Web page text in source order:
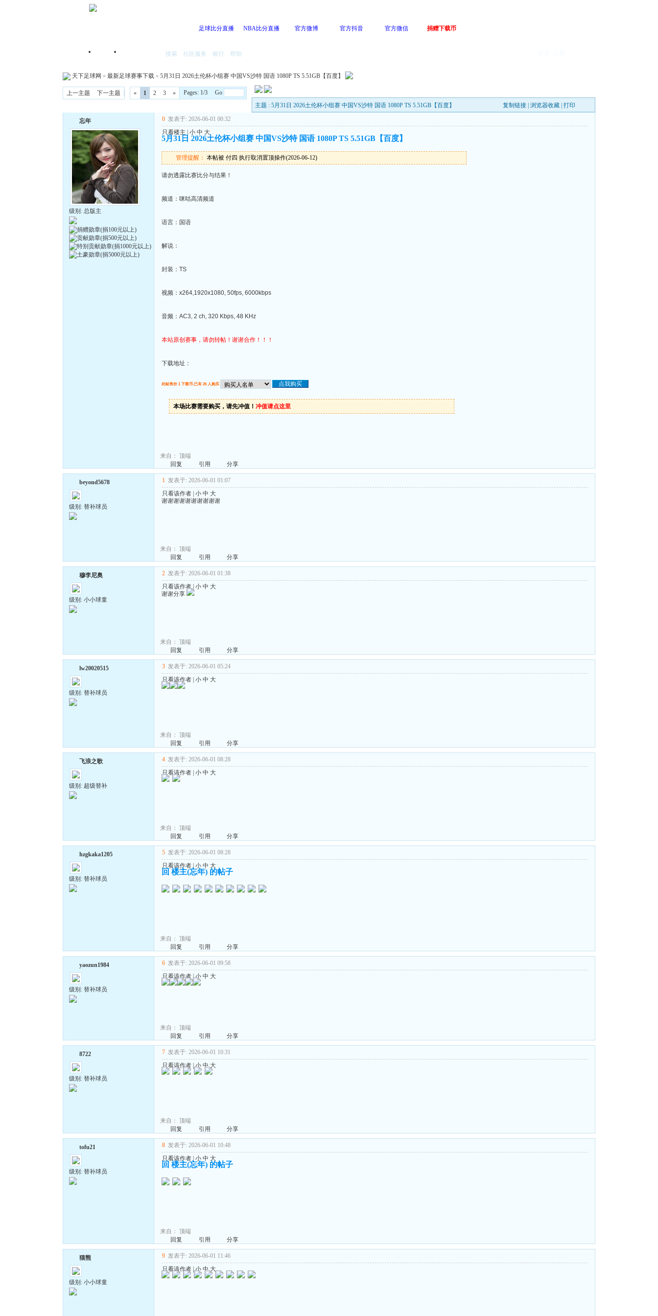
足球比分直播 NBA比分直播 官方微博 官方抖音 官方微信 捐赠下载币
首页 搜索 社区服务 银行 帮助
天下足球网 » 最新足球赛事下载 » 5月31日 2026土伦杯小组赛 中国VS沙特 国语 1080P TS 5.51GB【百度】
上一主题 下一主题 « 1 2 3 »
Pages: 1/3 Go
主题 : 5月31日 2026土伦杯小组赛 中国VS沙特 国语 1080P TS 5.51GB【百度】
复制链接| 浏览器收藏| 打印
忘年
级别: 总版主
0 发表于: 2026-06-01 00:32
只看楼主
小 中 大
5月31日 2026土伦杯小组赛 中国VS沙特 国语 1080P TS 5.51GB【百度】
管理提醒： 本帖被 付四 执行取消置顶操作(2026-06-12)
请勿透露比赛比分与结果！
频道：咪咕高清频道
语言：国语
解说：
封装：TS
视频：x264,1920x1080, 50fps, 6000kbps
音频：AC3, 2 ch, 320 Kbps, 48 KHz
本站原创赛事，请勿转帖！谢谢合作！！！
下载地址：
此帖售价 1 下载币,已有 26 人购买
本场比赛需要购买，请先冲值！ 冲值请点这里
来自： 顶端
回复
引用 分享
beyond5678
级别: 替补球员
1 发表于: 2026-06-01 01:07
只看该作者| 小 中 大
谢谢谢谢谢谢谢谢谢谢
来自： 顶端
回复
引用 分享
穆李尼奥
级别: 小小球童
2 发表于: 2026-06-01 01:38
只看该作者| 小 中 大
谢谢分享
来自： 顶端
回复
引用 分享
lw20020515
级别: 替补球员
3 发表于: 2026-06-01 05:24
只看该作者| 小 中 大
来自： 顶端
回复
引用 分享
飞浪之歌
级别: 超级替补
4 发表于: 2026-06-01 08:28
只看该作者| 小 中 大
来自： 顶端
回复
引用 分享
hzgkaka1205
级别: 替补球员
5 发表于: 2026-06-01 08:28
只看该作者| 小 中 大
回 楼主(忘年) 的帖子
来自： 顶端
回复
引用 分享
yaozun1984
级别: 替补球员
6 发表于: 2026-06-01 09:58
只看该作者|小 中 大
来自： 顶端
回复
引用 分享
8722
级别: 替补球员
7 发表于: 2026-06-01 10:31
只看该作者|小 中 大
来自： 顶端
回复
引用 分享
tofu21
级别: 替补球员
8 发表于: 2026-06-01 10:48
只看该作者| 小 中 大
回 楼主(忘年) 的帖子
来自： 顶端
回复
引用 分享
猫熊
级别: 小小球童
9 发表于: 2026-06-01 11:46
只看该作者|小 中 大